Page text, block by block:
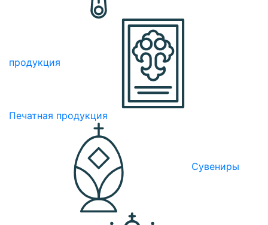
продукция
Печатная продукция
Сувениры